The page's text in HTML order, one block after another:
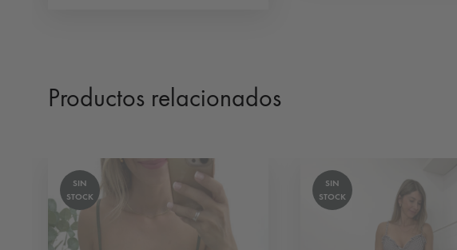
Las
Productos relacionados
SIN
STOCK
SIN
STOCK